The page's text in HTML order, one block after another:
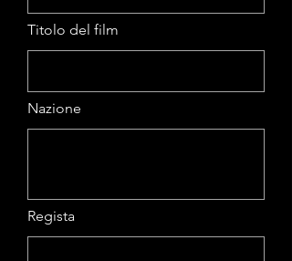
Titolo del film
Nazione
Regista